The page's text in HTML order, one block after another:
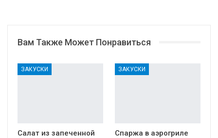
Вам Также Может Понравиться
ЗАКУСКИ
Салат из запеченной
ЗАКУСКИ
Спаржа в аэрогриле